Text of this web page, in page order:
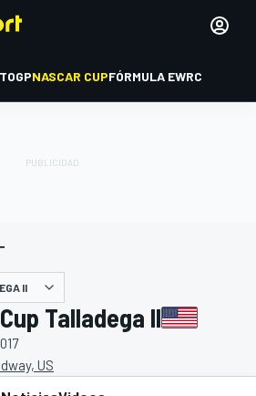
NASCAR CUPFÓRMULA EWRC
II
Talladega II
US